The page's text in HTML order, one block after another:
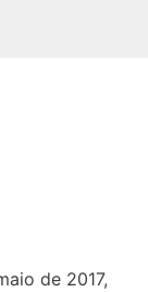
de 2017,